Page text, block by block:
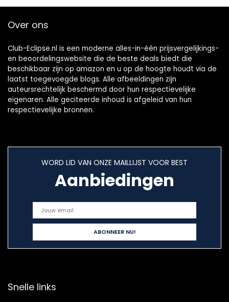
Over ons
Club-Eclipse.nl is een moderne alles-in-één prijsvergelijkings-
en beoordelingswebsite die de beste deals biedt die
beschikbaar zijn op amazon en u op de hoogte houdt via de
laatst toegevoegde blogs. Alle afbeeldingen zijn
auteursrechtelijk beschermd door hun respectievelijke
eigenaren. Alle geciteerde inhoud is afgeleid van hun
respectievelijke bronnen.
WORD LID VAN ONZE MAILLIJST VOOR BEST
Aanbiedingen
Snelle links